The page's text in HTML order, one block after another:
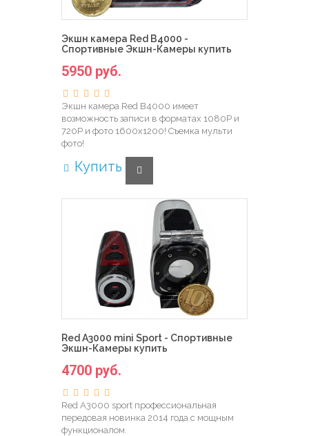
Экшн камера Red B4000 -
Спортивные Экшн-Камеры купить
5950 руб.
Экшн камера Red B4000 имеет
возможность записи в форматах 1080Р и
720Р и фото 1600х1200! Съемка мульти
фото!
Купить
Red A3000 mini Sport - Спортивные
Экшн-Камеры купить
4700 руб.
Red A3000 sport профессиональная
передовая новинка 2014 года с мощным
функционалом.